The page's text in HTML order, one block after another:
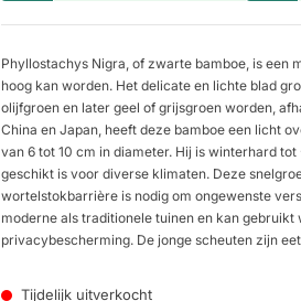
Phyllostachys Nigra, of zwarte bamboe, is een
hoog kan worden. Het delicate en lichte blad
olijfgroen en later geel of grijsgroen worden,
China en Japan, heeft deze bamboe een licht
van 6 tot 10 cm in diameter. Hij is winterhard
geschikt is voor diverse klimaten. Deze
wortelstokbarrière is nodig om ongewenste
moderne als traditionele tuinen en kan
privacybescherming. De jonge scheuten zijn
Tijdelijk uitverkocht